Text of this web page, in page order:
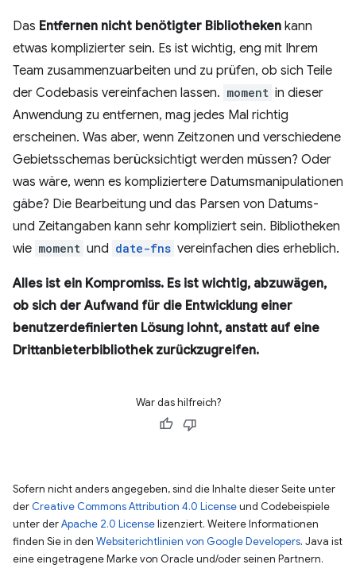
Das Entfernen nicht benötigter Bibliotheken kann
etwas komplizierter sein. Es ist wichtig, eng mit Ihrem
Team zusammenzuarbeiten und zu prüfen, ob sich Teile
der Codebasis vereinfachen lassen. moment in dieser
Anwendung zu entfernen, mag jedes Mal richtig
erscheinen. Was aber, wenn Zeitzonen und verschiedene
Gebietsschemas berücksichtigt werden müssen? Oder
was wäre, wenn es kompliziertere Datumsmanipulationen
gäbe? Die Bearbeitung und das Parsen von Datums-
und Zeitangaben kann sehr kompliziert sein. Bibliotheken
wie moment und date-fns vereinfachen dies erheblich.
Alles ist ein Kompromiss. Es ist wichtig, abzuwägen,
ob sich der Aufwand für die Entwicklung einer
benutzerdefinierten Lösung lohnt, anstatt auf eine
Drittanbieterbibliothek zurückzugreifen.
War das hilfreich?
Sofern nicht anders angegeben, sind die Inhalte dieser Seite unter
der Creative Commons Attribution 4.0 Licenseund Codebeispiele
unter derApache 2.0 Licenselizenziert. Weitere Informationen
finden Sie in den Websiterichtlinien von Google Developers. Java ist
eine eingetragene Marke von Oracle und/oder seinen Partnern.